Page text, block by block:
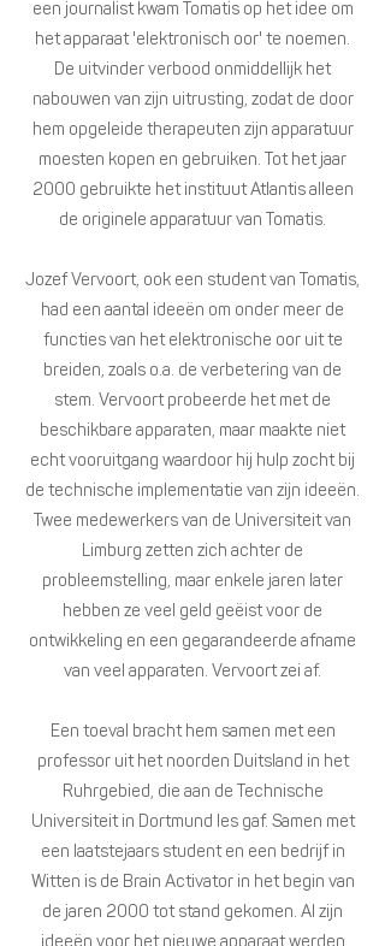
een journalist kwam Tomatis op het idee om
het apparaat 'elektronisch oor' te noemen.
De uitvinder verbood onmiddellijk het
nabouwen van zijn uitrusting, zodat de door
hem opgeleide therapeuten zijn apparatuur
moesten kopen en gebruiken. Tot het jaar
2000 gebruikte het instituut Atlantis alleen
de originele apparatuur van Tomatis.
Jozef Vervoort, ook een student van Tomatis,
had een aantal ideeën om onder meer de
functies van het elektronische oor uit te
breiden, zoals o.a. de verbetering van de
stem. Vervoort probeerde het met de
beschikbare apparaten, maar maakte niet
echt vooruitgang waardoor hij hulp zocht bij
de technische implementatie van zijn ideeën.
Twee medewerkers van de Universiteit van
Limburg zetten zich achter de
probleemstelling, maar enkele jaren later
hebben ze veel geld geëist voor de
ontwikkeling en een gegarandeerde afname
van veel apparaten. Vervoort zei af.
Een toeval bracht hem samen met een
professor uit het noorden Duitsland in het
Ruhrgebied, die aan de Technische
Universiteit in Dortmund les gaf. Samen met
een laatstejaars student en een bedrijf in
Witten is de Brain Activator in het begin van
de jaren 2000 tot stand gekomen. Al zijn